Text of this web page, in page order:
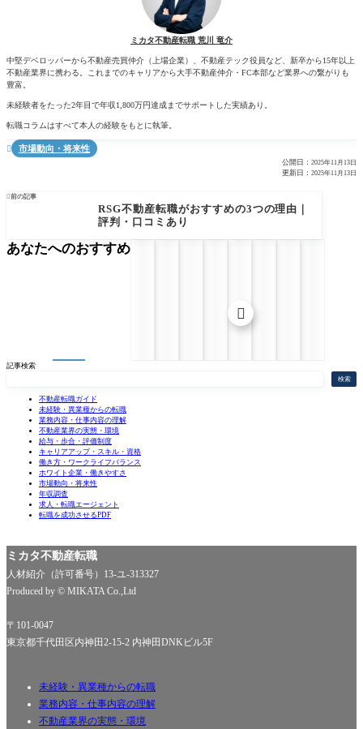
ミカタ不動産転職 荒川 竜介
中堅デベロッパーから不動産売買仲介（上場企業）、不動産テック役員など、新卒から15年以上
不動産業界に携わる。これまでのキャリアから大手不動産仲介・FC本部など業界への繋がりも
豊富。
未経験者をたった2年目で年収1,800万円達成までサポートした実績あり。
転職コラムはすべて本人の経験をもとに執筆。
 市場動向・将来性
公開日： 2025年11月13日
更新日： 2025年11月13日
前の記事
RSG不動産転職がおすすめの3つの理由｜
評判・口コミあり
記事検索
検索
不動産転職ガイド
未経験・異業種からの転職
業務内容・仕事内容の理解
不動産業界の実態・環境
給与・歩合・評価制度
キャリアアップ・スキル・資格
働き方・ワークライフバランス
ホワイト企業・働きやすさ
市場動向・将来性
年収調査
求人・転職エージェント
転職を成功させるPDF
あなたへのおすすめ

ミカタ不動産転職
人材紹介（許可番号）13-ユ-313327
Produced by © MIKATA Co.,Ltd
〒101-0047
東京都千代田区内神田2-15-2 内神田DNKビル5F
未経験・異業種からの転職
業務内容・仕事内容の理解
不動産業界の実態・環境